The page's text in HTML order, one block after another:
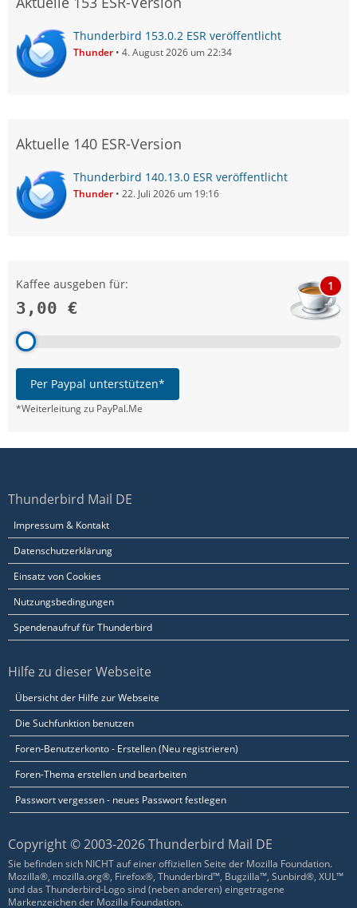
Thunderbird 153.0.2 ESR veröffentlicht
Thunder 4. August 2026 um 22:34
Aktuelle 140 ESR-Version
Thunderbird 140.13.0 ESR veröffentlicht
Thunder 22. Juli 2026 um 19:16
Kaffee ausgeben für:
3,00 €
1
Per Paypal unterstützen*
*Weiterleitung zu PayPal.Me
Thunderbird Mail DE
Impressum & Kontakt
Datenschutzerklärung
Einsatz von Cookies
Nutzungsbedingungen
Spendenaufruf für Thunderbird
Hilfe zu dieser Webseite
Übersicht der Hilfe zur Webseite
Die Suchfunktion benutzen
Foren-Benutzerkonto - Erstellen (Neu registrieren)
Foren-Thema erstellen und bearbeiten
Passwort vergessen - neues Passwort festlegen
Copyright © 2003-2026 Thunderbird Mail DE
Sie befinden sich NICHT auf einer offiziellen Seite der Mozilla Foundation.
Mozilla®, mozilla.org®, Firefox®, Thunderbird™, Bugzilla™, Sunbird®, XUL™
und das Thunderbird-Logo sind (neben anderen) eingetragene
Markenzeichen der Mozilla Foundation.